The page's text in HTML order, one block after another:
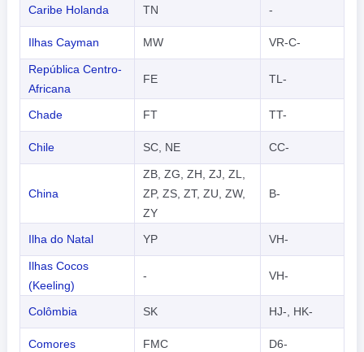
Caribe Holanda TN -
Ilhas Cayman MW VR-C-
República Centro-
Africana
FE TL-
Chade FT TT-
Chile SC, NE CC-
China
ZB, ZG, ZH, ZJ, ZL,
ZP, ZS, ZT, ZU, ZW,
ZY
B-
Ilha do Natal YP VH-
Ilhas Cocos
(Keeling)
- VH-
Colômbia SK HJ-, HK-
Comores FMC D6-